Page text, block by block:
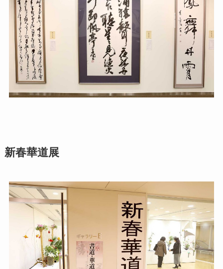
新春華道展